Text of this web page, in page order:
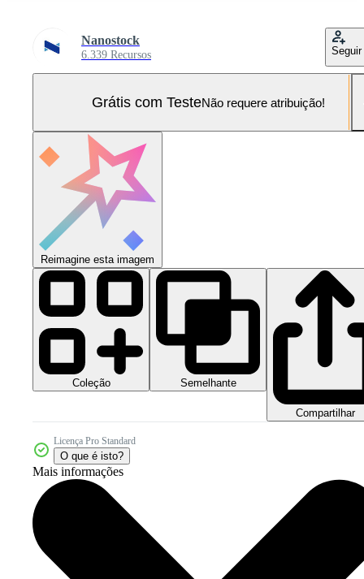
Nanostock
6.339 Recursos Seguir
Grátis com TesteNão requere atribuição!
Reimagine esta imagem
Coleção Semelhante
Compartilhar
Licença Pro Standard
O que é isto?
Mais informações